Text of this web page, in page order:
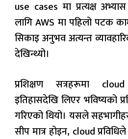
use cases मा प्रत्यक्ष
लागि AWS मा पहिलो पटक
सिकाइ अनुभव अत्यन्त
देखिन्थ्यो।
प्रशिक्षण सत्रहरूमा
इतिहासदेखि लिएर भविष्यको
गरिएको थियो। यसले
सीप मात्र होइन, cloud